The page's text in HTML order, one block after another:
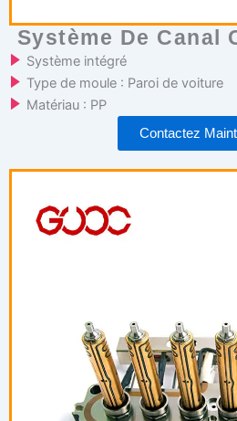
Système De Canal
Système intégré
Type de moule : Paroi de voiture
Matériau : PP
Contactez